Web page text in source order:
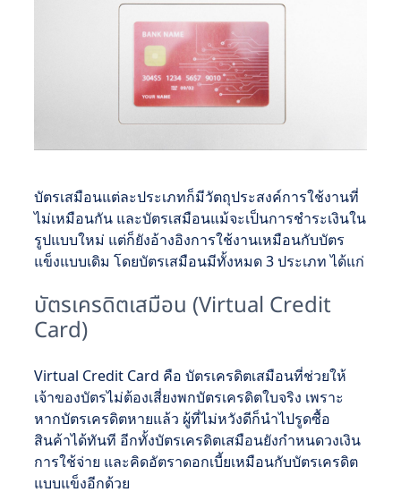
บัตรเสมือนแต่ละประเภทก็มีวัตถุประสงค์การใช้งานที่
ไม่เหมือนกัน และบัตรเสมือนแม้จะเป็นการชำระเงินใน
รูปแบบใหม่ แต่ก็ยังอ้างอิงการใช้งานเหมือนกับบัตร
แข็งแบบเดิม โดยบัตรเสมือนมีทั้งหมด 3 ประเภท ได้แก่
บัตรเครดิตเสมือน (Virtual Credit
Card)
Virtual Credit Card คือ บัตรเครดิตเสมือนที่ช่วยให้
เจ้าของบัตรไม่ต้องเสี่ยงพกบัตรเครดิตใบจริง เพราะ
หากบัตรเครดิตหายแล้ว ผู้ที่ไม่หวังดีก็นำไปรูดซื้อ
สินค้าได้ทันที อีกทั้งบัตรเครดิตเสมือนยังกำหนดวงเงิน
การใช้จ่าย และคิดอัตราดอกเบี้ยเหมือนกับบัตรเครดิต
แบบแข็งอีกด้วย